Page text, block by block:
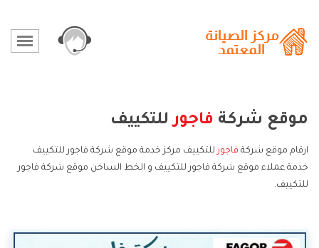
موقع شركة فاجورللتكييف
ارقام موقع شركة فاجور للتكييف مركز خدمة موقع شركة فاجور للتكييف
خدمة عملاء موقع شركة فاجور للتكييف و الخط الساخن موقع شركة فاجور
للتكييف.